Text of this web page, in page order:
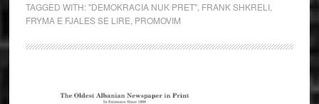
TAGGED WITH:"DEMOKRACIA NUK PRET", FRANK SHKRELI,
FRYMA E FJALES SE LIRE PROMOVIM